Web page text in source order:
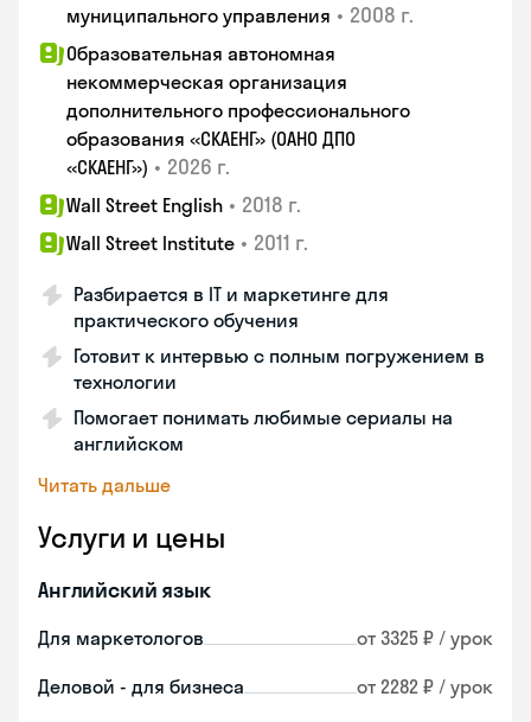
муниципального управления • 2008 г.
Образовательная автономная
некоммерческая организация
дополнительного профессионального
образования «СКАЕНГ» (ОАНО ДПО
«СКАЕНГ») • 2026 г.
Wall Street English • 2018 г.
Wall Street Institute • 2011 г.
Разбирается в IT и маркетинге для
практического обучения
Готовит к интервью с полным погружением в
технологии
Помогает понимать любимые сериалы на
английском
Читать дальше
Услуги и цены
Английский язык
Для маркетологов от 3325 ₽ / урок
Деловой - для бизнеса от 2282 ₽ / урок